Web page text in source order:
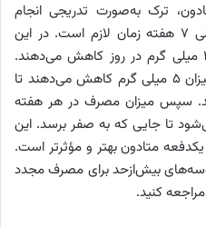
ترک به‌صورت تدریجی انجام
می‌شود. در این روش معمولاً ۵ الی ۷ هفته زمان لازم است. در این
روش، ابتدا مصرف متادون را تا ۳۰ میلی گرم در روز کاهش می‌دهند.
سپس در هر هفته، مصرف را به میزان ۵ میلی‌ گرم کاهش می‌دهند تا
گرم برسد. سپس میزان مصرف در هر هفته
می‌شود تا جایی که به صفر برسد. این
متادون بهتر و مؤثرتر است.
بیش‌ازحد برای مصرف مجدد
کنید.